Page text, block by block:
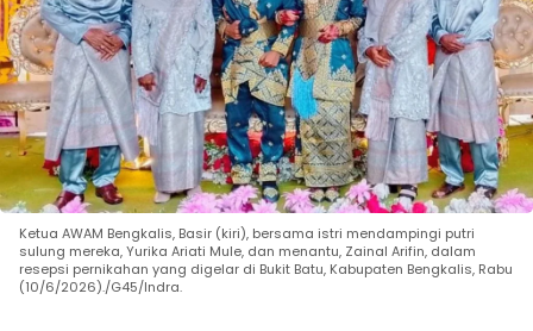
Ketua AWAM Bengkalis, Basir (kiri), bersama istri mendampingi putri
sulung mereka, Yurika Ariati Mule, dan menantu, Zainal Arifin, dalam
resepsi pernikahan yang digelar di Bukit Batu, Kabupaten Bengkalis, Rabu
(10/6/2026)./G45/Indra.